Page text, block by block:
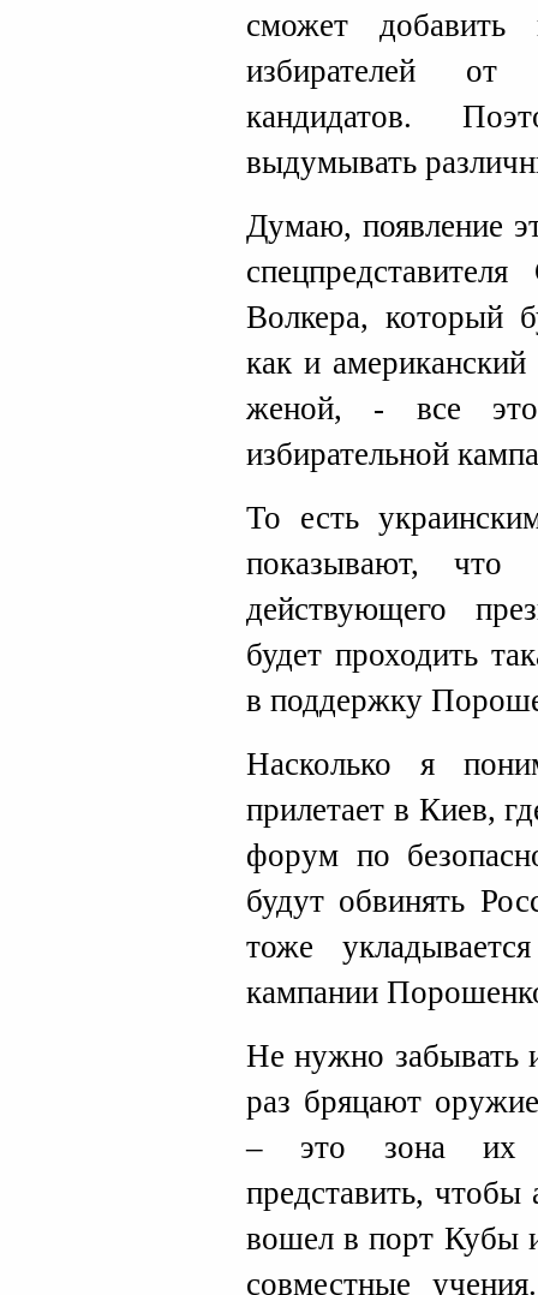
сможет
избирателей от
кандидатов.
выдумывать
Думаю, появление
Волкера, который
как и
женой, - все это
избирательной
То есть
показывают,
действующего
будет проходить
в поддержку
Насколько я
прилетает в Киев,
форум по
будут обвинять
тоже
кампании
Не нужно
раз бряцают
– это зона их
представить,
вошел в порт Кубы
совместные